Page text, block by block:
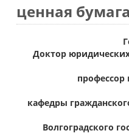
ценная бумага
Доктор
профессор
кафедры
Волгоградского